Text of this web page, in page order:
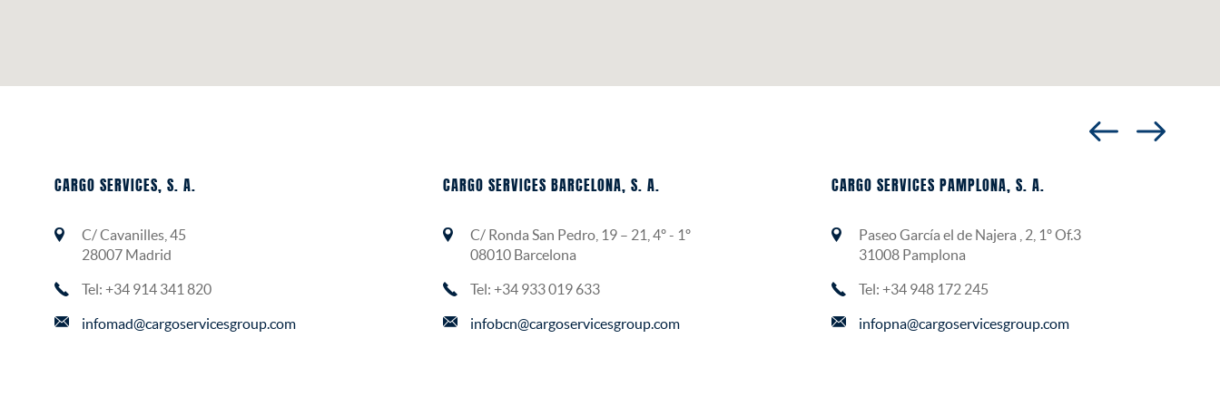
CARGO SERVICES, S. A.
C/ Cavanilles, 45
28007 Madrid
Tel: +34 914 341 820
infomad@cargoservicesgroup.com
CARGO SERVICES BARCELONA, S. A.
C/ Ronda San Pedro, 19 – 21, 4º - 1º
08010 Barcelona
Tel: +34 933 019 633
infobcn@cargoservicesgroup.com
CARGO SERVICES PAMPLONA, S. A.
Paseo García el de Najera , 2, 1º Of.3
31008 Pamplona
Tel: +34 948 172 245
infopna@cargoservicesgroup.com